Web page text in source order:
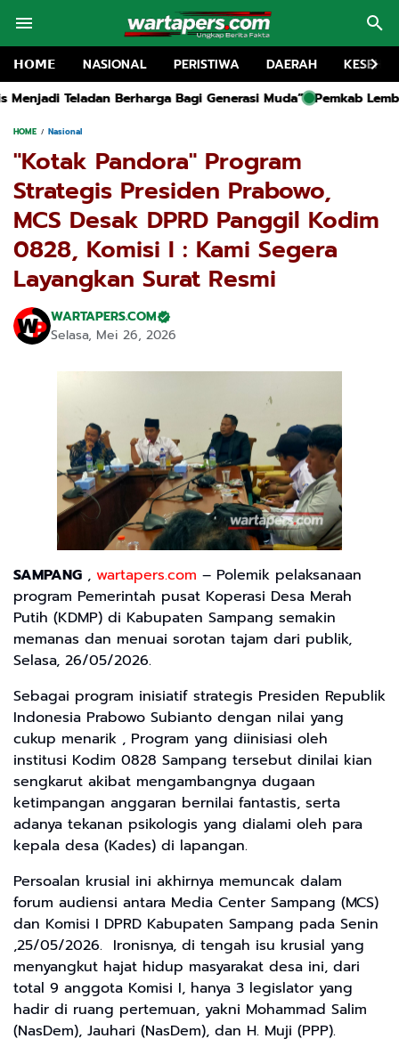
𝗛𝗢𝗠𝗘 NASIONAL PERISTIWA DAERAH
Bagi Generasi Muda” Pemkab Lembata Launching Rumah
HOME Nasional
"Kotak Pandora" Program
Strategis Presiden Prabowo,
MCS Desak DPRD Panggil Kodim
0828, Komisi I : Kami Segera
Layangkan Surat Resmi
WARTAPERS.COM
Selasa, Mei 26, 2026
SAMPANG , wartapers.com – Polemik pelaksanaan
program Pemerintah pusat Koperasi Desa Merah
Putih (KDMP) di Kabupaten Sampang semakin
memanas dan menuai sorotan tajam dari publik,
Selasa, 26/05/2026.
Sebagai program inisiatif strategis Presiden Republik
Indonesia Prabowo Subianto dengan nilai yang
cukup menarik , Program yang diinisiasi oleh
institusi Kodim 0828 Sampang tersebut dinilai kian
sengkarut akibat mengambangnya dugaan
ketimpangan anggaran bernilai fantastis, serta
adanya tekanan psikologis yang dialami oleh para
kepala desa (Kades) di lapangan.
Persoalan krusial ini akhirnya memuncak dalam
forum audiensi antara Media Center Sampang (MCS)
dan Komisi I DPRD Kabupaten Sampang pada Senin
,25/05/2026. Ironisnya, di tengah isu krusial yang
menyangkut hajat hidup masyarakat desa ini, dari
total 9 anggota Komisi I, hanya 3 legislator yang
hadir di ruang pertemuan, yakni Mohammad Salim
(NasDem), Jauhari (NasDem), dan H. Muji (PPP).